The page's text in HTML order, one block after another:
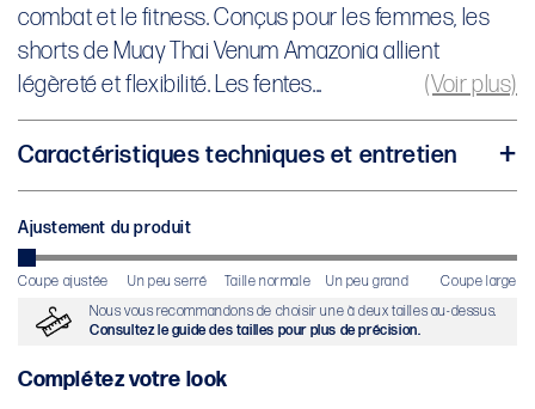
combat et le fitness.
Conçus pour les femmes, les shorts de Muay Thai
Venum Amazonia allient légèreté et flexibilité. Les
fentes latérales offrent une liberté de mouvement
optimale lors de vos entraînements. La large bande
de taille traditionnelle assure un maintien parfait,
tandis que les logos Venum argentés ajoutent une
touche audacieuse.
une touche unique à l'imprimé serpent classique de
combat et le fitness. Conçus pour les femmes, les
shorts de Muay Thai Venum Amazonia allient
légèreté et flexibilité. Les fentes...
(Voir plus)
Caractéristiques techniques et entretien
Polyester léger et flexible
Fentes latérales pour augmenter votre mobilité
sur le ring
Large ceinture traditionnelle pour un soutien
optimal
Laver à l'eau froide / à 30°C
Ajustement du produit
Coupe ajustée Un peu serré Taille normale Un peu grand
Coupe large
Nous vous recommandons de choisir une à deux tailles au-dessus.
Consultez le guide des tailles pour plus de précision.
Complétez votre look